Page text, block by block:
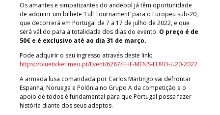
Os amantes e simpatizantes do andebol já têm oportunidade
de adquirir um bilhete ‘Full Tournament’ para o Europeu sub-20,
que decorrerá em Portugal de 7 a 17 de julho de 2022, e que
será válido para a totalidade dos dias do evento. O preço é de
50€ e é exclusivo até ao dia 31 de março.
Pode adquirir o seu ingresso através deste link:
https://blueticket.meo.pt/Event/6287/EHF-MEN’S-EURO-U20-2022
A armada lusa comandada por Carlos Martingo vai defrontar
Espanha, Noruega e Polónia no Grupo A da competição e o
apoio de todos é fundamental para que Portugal possa fazer
história diante dos seus adeptos.